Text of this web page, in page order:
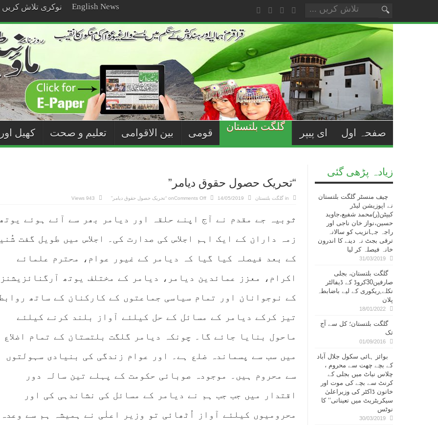
نوکری تلاش کریں English News
صفحہ اول ای پیپر
گلگت بلتستان
قومی بین الاقوامی تعلیم و صحت کھیل
“تحریک حصول حقوق دیامر”
in گلگت بلتستان 14/05/2019
Comments Offon “تحریک حصول حقوق دیامر” 943 Views
ثوبیہ جے مقدم نے آج اپنے حلقہ اور دیامر بھر سے آئے ہوئے
زمہ داران کے ایک اہم اجلاس کی صدارت کی۔ اجلاس میں طویل گفت
کے بعد فیصلہ کیا گیا کہ دیامر کے غیور عوام، محترم علمائے
اکرام، معزز عمائدین دیامر، دیامر کے مختلف یوتھ آرگنائزیشنز
کے نوجوانان اور تمام سیاسی جماعتوں کے کارکنان کے ساتھ
تیز کرکے دیامر کے مسائل کے حل کیلئے آواز بلند کرنے کیلئے
ماحول بنایا جائے گا۔ چونکہ دیامر گلگت بلتستان کے تمام اضلاع
میں سب سے پسم اندہ ضلع ہے۔ اور عوام زندگی کی بنیادی سہولتوں
سے محروم ہیں۔ موجودہ صوبائی حکومت کے پہلے تین سالہ دور
اقتدار میں جب جب ہم نے دیامر کے مسائل کی نشاندہی کی اور
محرومیوں کیلئے آواز اُٹھائی تو وزیر اعلٰی نے ہمیشہ ہم سے وعدہ
زیادہ پڑھی گئی
چیف منسٹر گلگت بلتستان
نے اپوزیشن لیڈر
کیپٹن(ر)محمد شفیع،جاوید
حسین،نواز خان ناجی اور
راجہ جہانزیب کو سالانہ
ترقی بجٹ نہ دینے کا اندرون
خانہ فیصلہ کر لیا
31/03/2019
گلگت بلتستان، بجلی
صارفین30کروڈ کے ڈیفالٹر
نکلے,ریکوری کے لیے باضابطہ
پلان
18/01/2022
گلگت بلتستان؛ کل سے آج
تک
01/09/2016
بوائز ہائی سکول جلال آباد
کے بچے چھت سے محروم ،
چلاس نیاٹ میں بجلی کے
کرنٹ سے بچے کی موت اور
خاتون ڈاکٹر کی وزیراعلیٰ
سیکریٹریٹ میں تعیناتی‘‘ کا
نوٹس
30/03/2019